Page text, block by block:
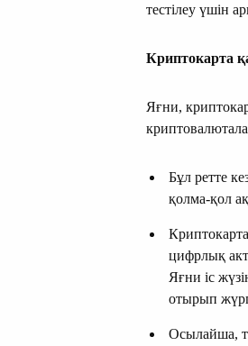
тестілеу үшін
Криптокарта
Яғни,
Бұл ретте
қолма-қол
цифрлық
Яғни іс
отырып
Осылайша,